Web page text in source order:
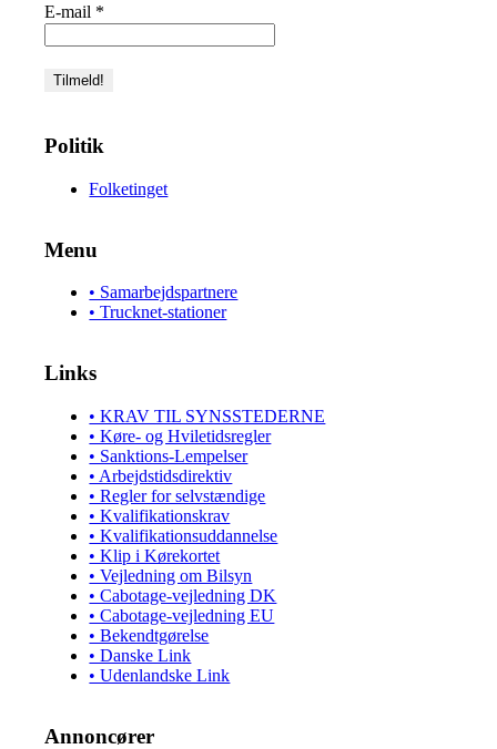
E-mail *
Politik
Folketinget
Menu
• Samarbejdspartnere
• Trucknet-stationer
Links
• KRAV TIL SYNSSTEDERNE
• Køre- og Hviletidsregler
• Sanktions-Lempelser
• Arbejdstidsdirektiv
• Regler for selvstændige
• Kvalifikationskrav
• Kvalifikationsuddannelse
• Klip i Kørekortet
• Vejledning om Bilsyn
• Cabotage-vejledning DK
• Cabotage-vejledning EU
• Bekendtgørelse
• Danske Link
• Udenlandske Link
Annoncører